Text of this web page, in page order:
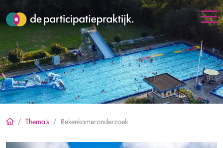
Thema's Rekenkameronderzoek